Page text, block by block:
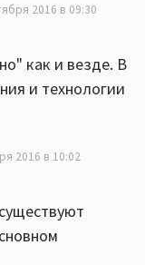
2016 в 09:30
как и везде. В
и технологии
2016 в 10:02